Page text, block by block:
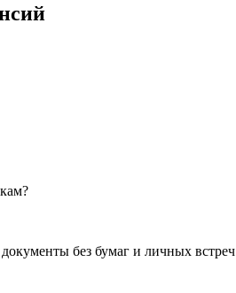
без бумаг и личных встреч